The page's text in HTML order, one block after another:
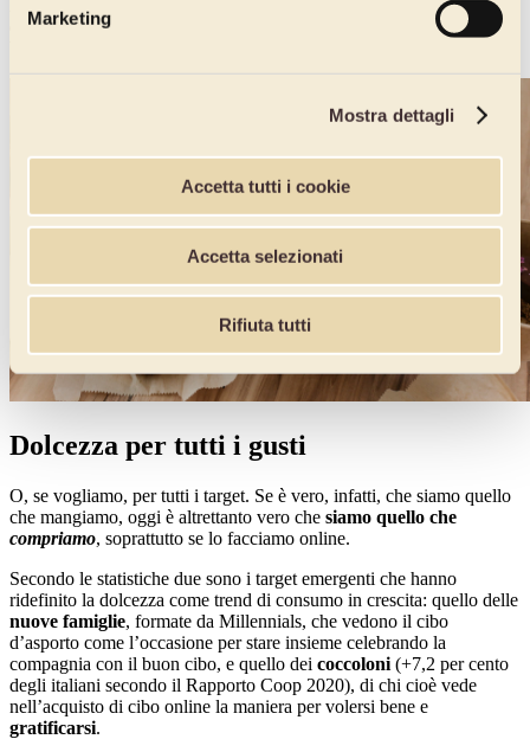
Marketing
Mostra dettagli
Accetta tutti i cookie
Accetta selezionati
Rifiuta tutti
lavorativa particolarmente riuscita, un successo a scuola) o per
coccolarsi, e che vede il consumo di dolci e gelati come parentesi di
Dolcezza per tutti i gusti
O, se vogliamo, per tutti i target. Se è vero, infatti, che siamo quello
che mangiamo, oggi è altrettanto vero che siamo quello che
compriamo, soprattutto se lo facciamo online.
Secondo le statistiche due sono i target emergenti che hanno
ridefinito la dolcezza come trend di consumo in crescita: quello delle
nuove famiglie, formate da Millennials, che vedono il cibo
d’asporto come l’occasione per stare insieme celebrando la
compagnia con il buon cibo, e quello dei coccoloni (+7,2 per cento
degli italiani secondo il Rapporto Coop 2020), di chi cioè vede
nell’acquisto di cibo online la maniera per volersi bene e
gratificarsi.